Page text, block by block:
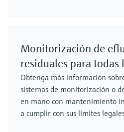
Monitorización de
residuales para todas
Obtenga más información
sistemas de monitorización o
en mano con mantenimiento
a cumplir con sus límites